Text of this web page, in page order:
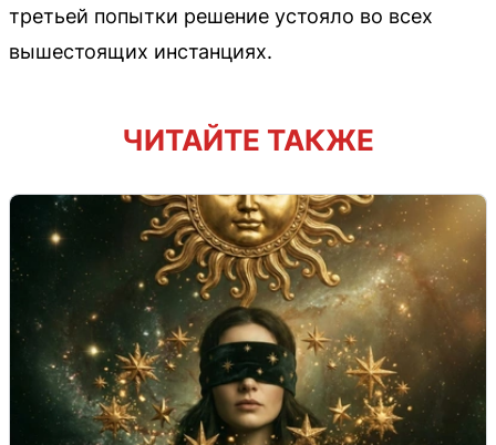
третьей попытки решение устояло во всех
вышестоящих инстанциях.
ЧИТАЙТЕ ТАКЖЕ